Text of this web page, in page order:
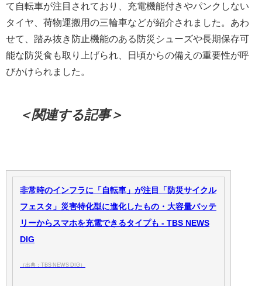
て自転車が注目されており、充電機能付きやパンクしない
タイヤ、荷物運搬用の三輪車などが紹介されました。あわ
せて、踏み抜き防止機能のある防災シューズや長期保存可
能な防災食も取り上げられ、日頃からの備えの重要性が呼
びかけられました。
＜関連する記事＞
非常時のインフラに「自転車」が注目「防災サイクル
フェスタ」災害特化型に進化したもの・大容量バッテ
リーからスマホを充電できるタイプも - TBS NEWS
DIG
（出典：TBS NEWS DIG）